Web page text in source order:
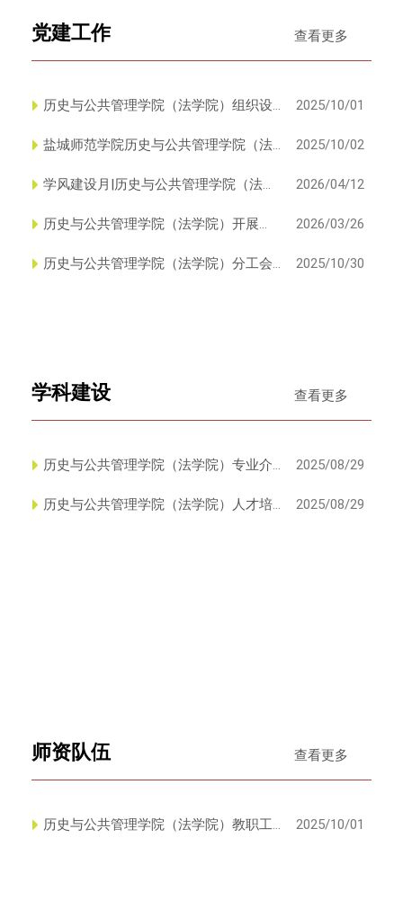
党建工作 查看更多
历史与公共管理学院（法学院）组织设
2025/10/01
盐城师范学院历史与公共管理学院（法
2025/10/02
学风建设月|历史与公共管理学院（法学
2026/04/12
历史与公共管理学院（法学院）开展
2026/03/26
历史与公共管理学院（法学院）分工会
2025/10/30
学科建设 查看更多
历史与公共管理学院（法学院）专业介
2025/08/29
历史与公共管理学院（法学院）人才培
2025/08/29
师资队伍 查看更多
历史与公共管理学院（法学院）教职工
2025/10/01